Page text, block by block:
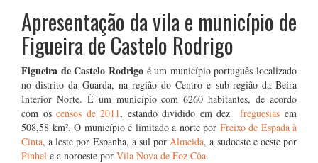
Apresentação da vila e município de
Figueira de Castelo Rodrigo
Figueira de Castelo Rodrigo é um município português localizado
no distrito da Guarda, na região do Centro e sub-região da Beira
Interior Norte. É um município com 6260 habitantes, de acordo
com oscensos de 2011, estando dividido em dezfreguesias em
508,58 km². O município é limitado a norte por Freixo de Espada à
Cinta, a leste por Espanha, a sul porAlmeida, a sudoeste e oeste por
Pinhel e a noroeste por Vila Nova de Foz Côa.